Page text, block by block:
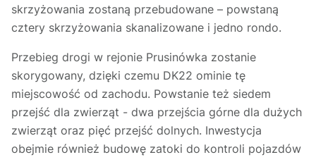
skrzyżowania zostaną przebudowane – powstaną
cztery skrzyżowania skanalizowane i jedno rondo.
Przebieg drogi w rejonie Prusinówka zostanie
skorygowany, dzięki czemu DK22 ominie tę
miejscowość od zachodu. Powstanie też siedem
przejść dla zwierząt - dwa przejścia górne dla dużych
zwierząt oraz pięć przejść dolnych. Inwestycja
obejmie również budowę zatoki do kontroli pojazdów